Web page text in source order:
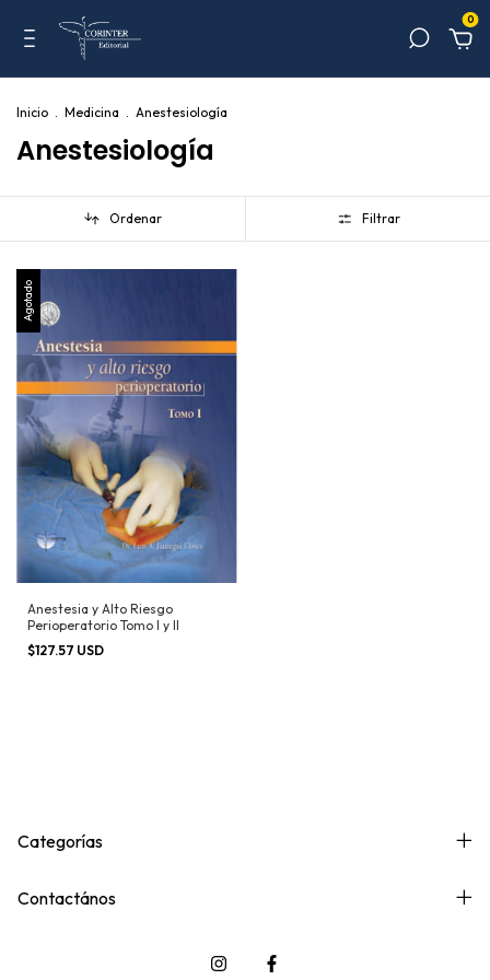
0
Inicio . Medicina . Anestesiología
Anestesiología
Ordenar Filtrar
Agotado
Anestesia y Alto Riesgo
Perioperatorio Tomo I y II
$127.57 USD
Categorías
Contactános